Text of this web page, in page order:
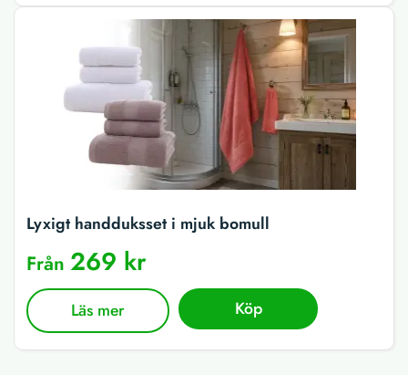
Lyxigt handduksset i mjuk bomull
Från 269 kr
Läs mer Köp